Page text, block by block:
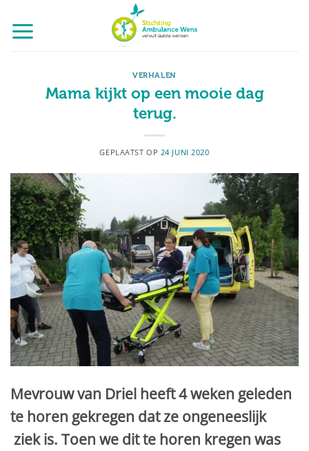
naar
inhoud
VERHALEN
Mama kijkt op een mooie dag
terug.
GEPLAATST OP 24 JUNI 2020
Mevrouw van Driel heeft 4 weken geleden
te horen gekregen dat ze ongeneeslijk
ziek is. Toen we dit te horen kregen was